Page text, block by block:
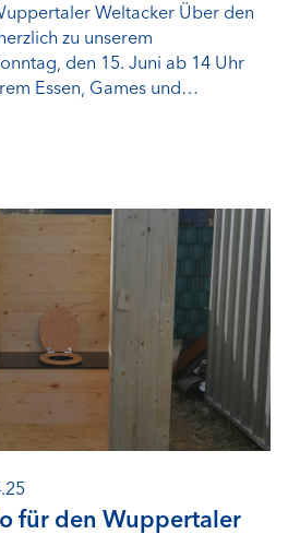
Weltacker Über den
zu unserem
den 15. Juni ab 14 Uhr
Essen, Games und…
für den Wuppertaler